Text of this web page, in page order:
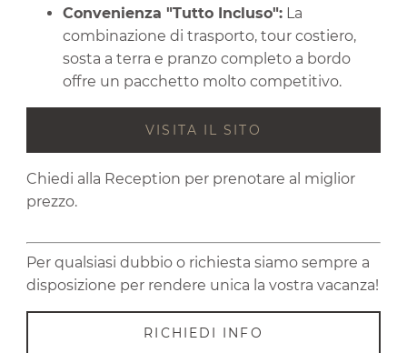
Convenienza "Tutto Incluso": La
combinazione di trasporto, tour costiero,
sosta a terra e pranzo completo a bordo
offre un pacchetto molto competitivo.
VISITA IL SITO
Chiedi alla Reception per prenotare al miglior
prezzo.
Per qualsiasi dubbio o richiesta siamo sempre a
disposizione per rendere unica la vostra vacanza!
RICHIEDI INFO